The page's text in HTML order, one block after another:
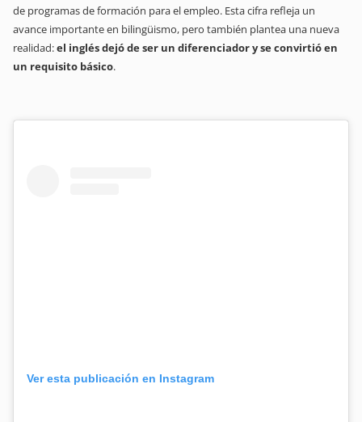
de programas de formación para el empleo. Esta cifra refleja un
avance importante en bilingüismo, pero también plantea una nueva
realidad:el inglés dejó de ser un diferenciador y se convirtió en
un requisito básico.
Ver esta publicación en Instagram